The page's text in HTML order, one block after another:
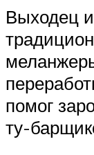
Выходец
помог
ту-